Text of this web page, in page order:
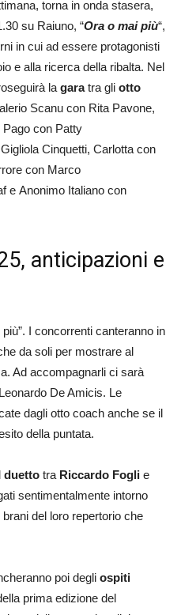
torna in onda stasera,
su Raiuno, “Ora o mai più“,
in cui ad essere protagonisti
e alla ricerca della ribalta. Nel
la garatra gli otto
Scanu con Rita Pavone,
Pago con Patty
Cinquetti, Carlotta con
con Marco
e Anonimo Italiano con
anticipazioni e
I concorrenti canteranno in
da soli per mostrare al
Ad accompagnarli ci sarà
De Amicis. Le
dagli otto coach anche se il
della puntata.
duetto tra Riccardo Fogli e
sentimentalmente intorno
del loro repertorio che
poi degli ospiti
prima edizione del